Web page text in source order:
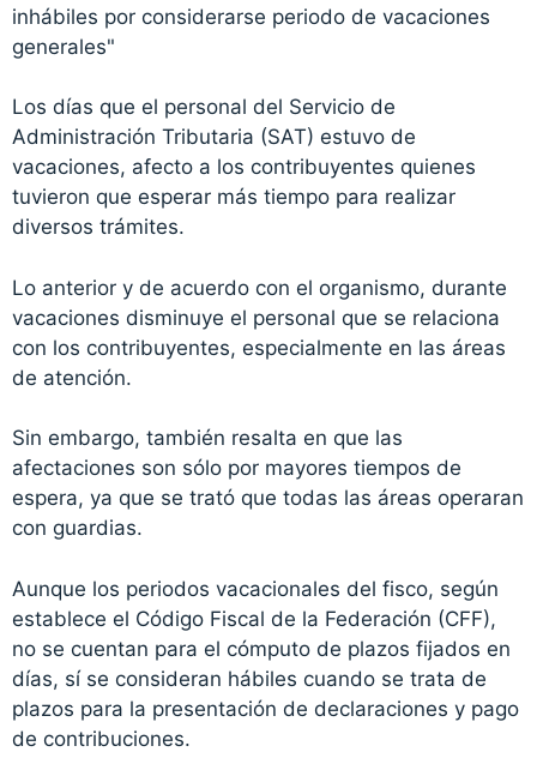
inhábiles por considerarse periodo de vacaciones
generales"
Los días que el personal del Servicio de
Administración Tributaria (SAT) estuvo de
vacaciones, afecto a los contribuyentes quienes
tuvieron que esperar más tiempo para realizar
diversos trámites.
Lo anterior y de acuerdo con el organismo, durante
vacaciones disminuye el personal que se relaciona
con los contribuyentes, especialmente en las áreas
de atención.
Sin embargo, también resalta en que las
afectaciones son sólo por mayores tiempos de
espera, ya que se trató que todas las áreas operaran
con guardias.
Aunque los periodos vacacionales del fisco, según
establece el Código Fiscal de la Federación (CFF),
no se cuentan para el cómputo de plazos fijados en
días, sí se consideran hábiles cuando se trata de
plazos para la presentación de declaraciones y pago
de contribuciones.